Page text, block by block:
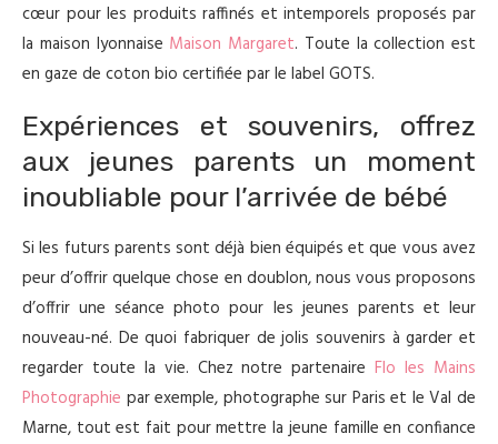
cœur pour les produits raffinés et intemporels proposés par
la maison lyonnaise Maison Margaret. Toute la collection est
en gaze de coton bio certifiée par le label GOTS.
Expériences et souvenirs, offrez
aux jeunes parents un moment
inoubliable pour l’arrivée de bébé
Si les futurs parents sont déjà bien équipés et que vous avez
peur d’offrir quelque chose en doublon, nous vous proposons
d’offrir une séance photo pour les jeunes parents et leur
nouveau-né. De quoi fabriquer de jolis souvenirs à garder et
regarder toute la vie. Chez notre partenaireFlo les Mains
Photographie par exemple, photographe sur Paris et le Val de
Marne, tout est fait pour mettre la jeune famille en confiance